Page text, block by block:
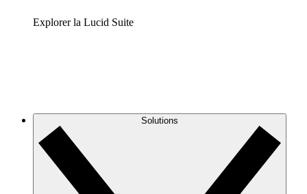
Explorer la Lucid Suite
Solutions